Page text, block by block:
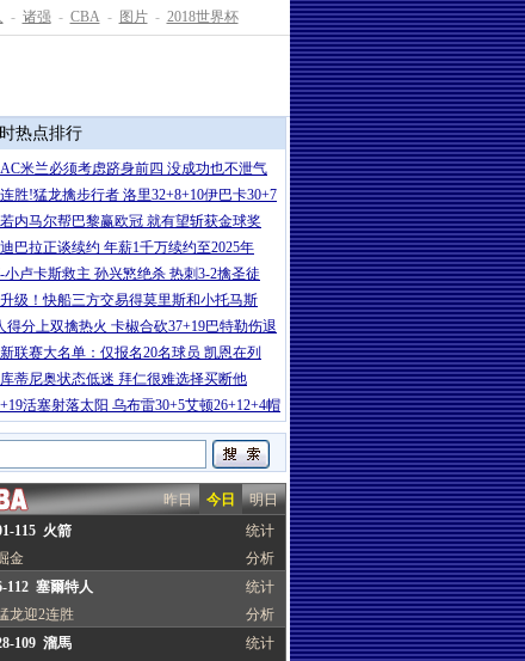
- 诸强 - CBA - 图片 - 2018世界杯
热点排行
米兰必须考虑跻身前四 没成功也不泄气
胜!猛龙擒步行者 洛里32+8+10伊巴卡30+7
内马尔帮巴黎赢欧冠 就有望斩获金球奖
巴拉正谈续约 年薪1千万续约至2025年
小卢卡斯救主 孙兴慜绝杀 热刺3-2擒圣徒
级！快船三方交易得莫里斯和小托马斯
得分上双擒热火 卡椒合砍37+19巴特勒伤退
联赛大名单：仅报名20名球员 凯恩在列
蒂尼奥状态低迷 拜仁很难选择买断他
活塞射落太阳 乌布雷30+5艾顿26+12+4帽
昨日 今日
明日
115 火箭
统计
金
分析
112 塞爾特人
统计
龙迎2连胜
分析
109 溜馬
统计